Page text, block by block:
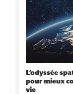
L’odyssée
pour mieux
vie